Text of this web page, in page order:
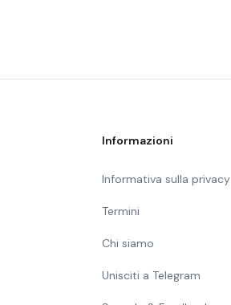
Informazioni
Informativa sulla privacy
Termini
Chi siamo
Unisciti a Telegram